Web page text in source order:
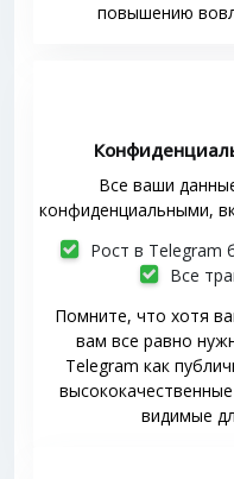
повышению
Все ваши
конфиденциальными,
Рост в Telegram
Все
Помните, что хотя
вам все равно
Telegram как
видимые